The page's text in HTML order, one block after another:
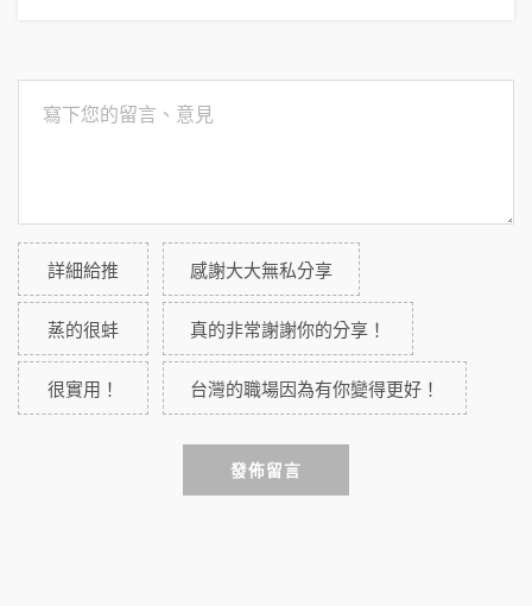
詳細給推 感謝大大無私分享
蒸的很蚌 真的非常謝謝你的分享！
很實用！ 台灣的職場因為有你變得更好！
發佈留言